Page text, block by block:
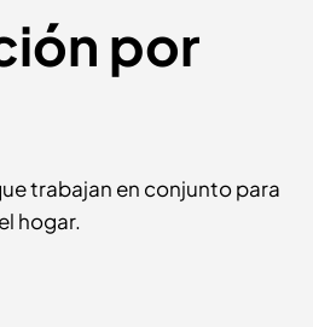
por
trabajan en conjunto para
hogar.